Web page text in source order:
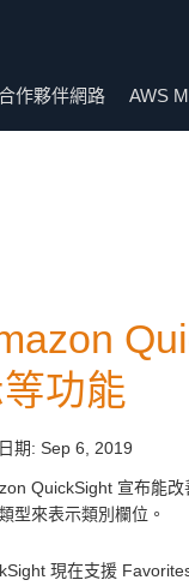
合作夥伴網路 AWS
功能
期: Sep 6, 2019
QuickSight 宣布能
型來表示類別欄位。
現在支援